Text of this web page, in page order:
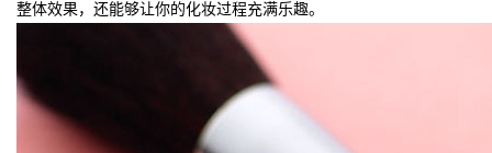
整体效果，还能够让你的化妆过程充满乐趣。